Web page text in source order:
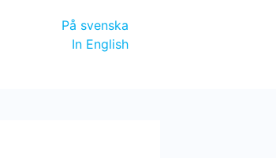
På svenska
In English